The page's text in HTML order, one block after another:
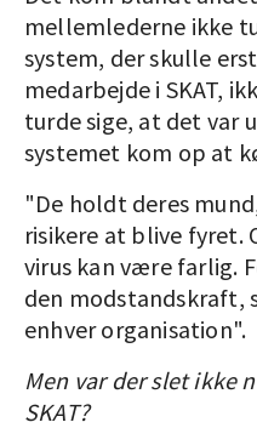
mellemlederne ikke
system, der skulle
medarbejde i SKAT,
turde sige, at det var
systemet kom op at
"De holdt deres
risikere at blive fyret.
virus kan være farlig.
den modstandskraft,
enhver organisation".
Men var der slet ikke
SKAT?